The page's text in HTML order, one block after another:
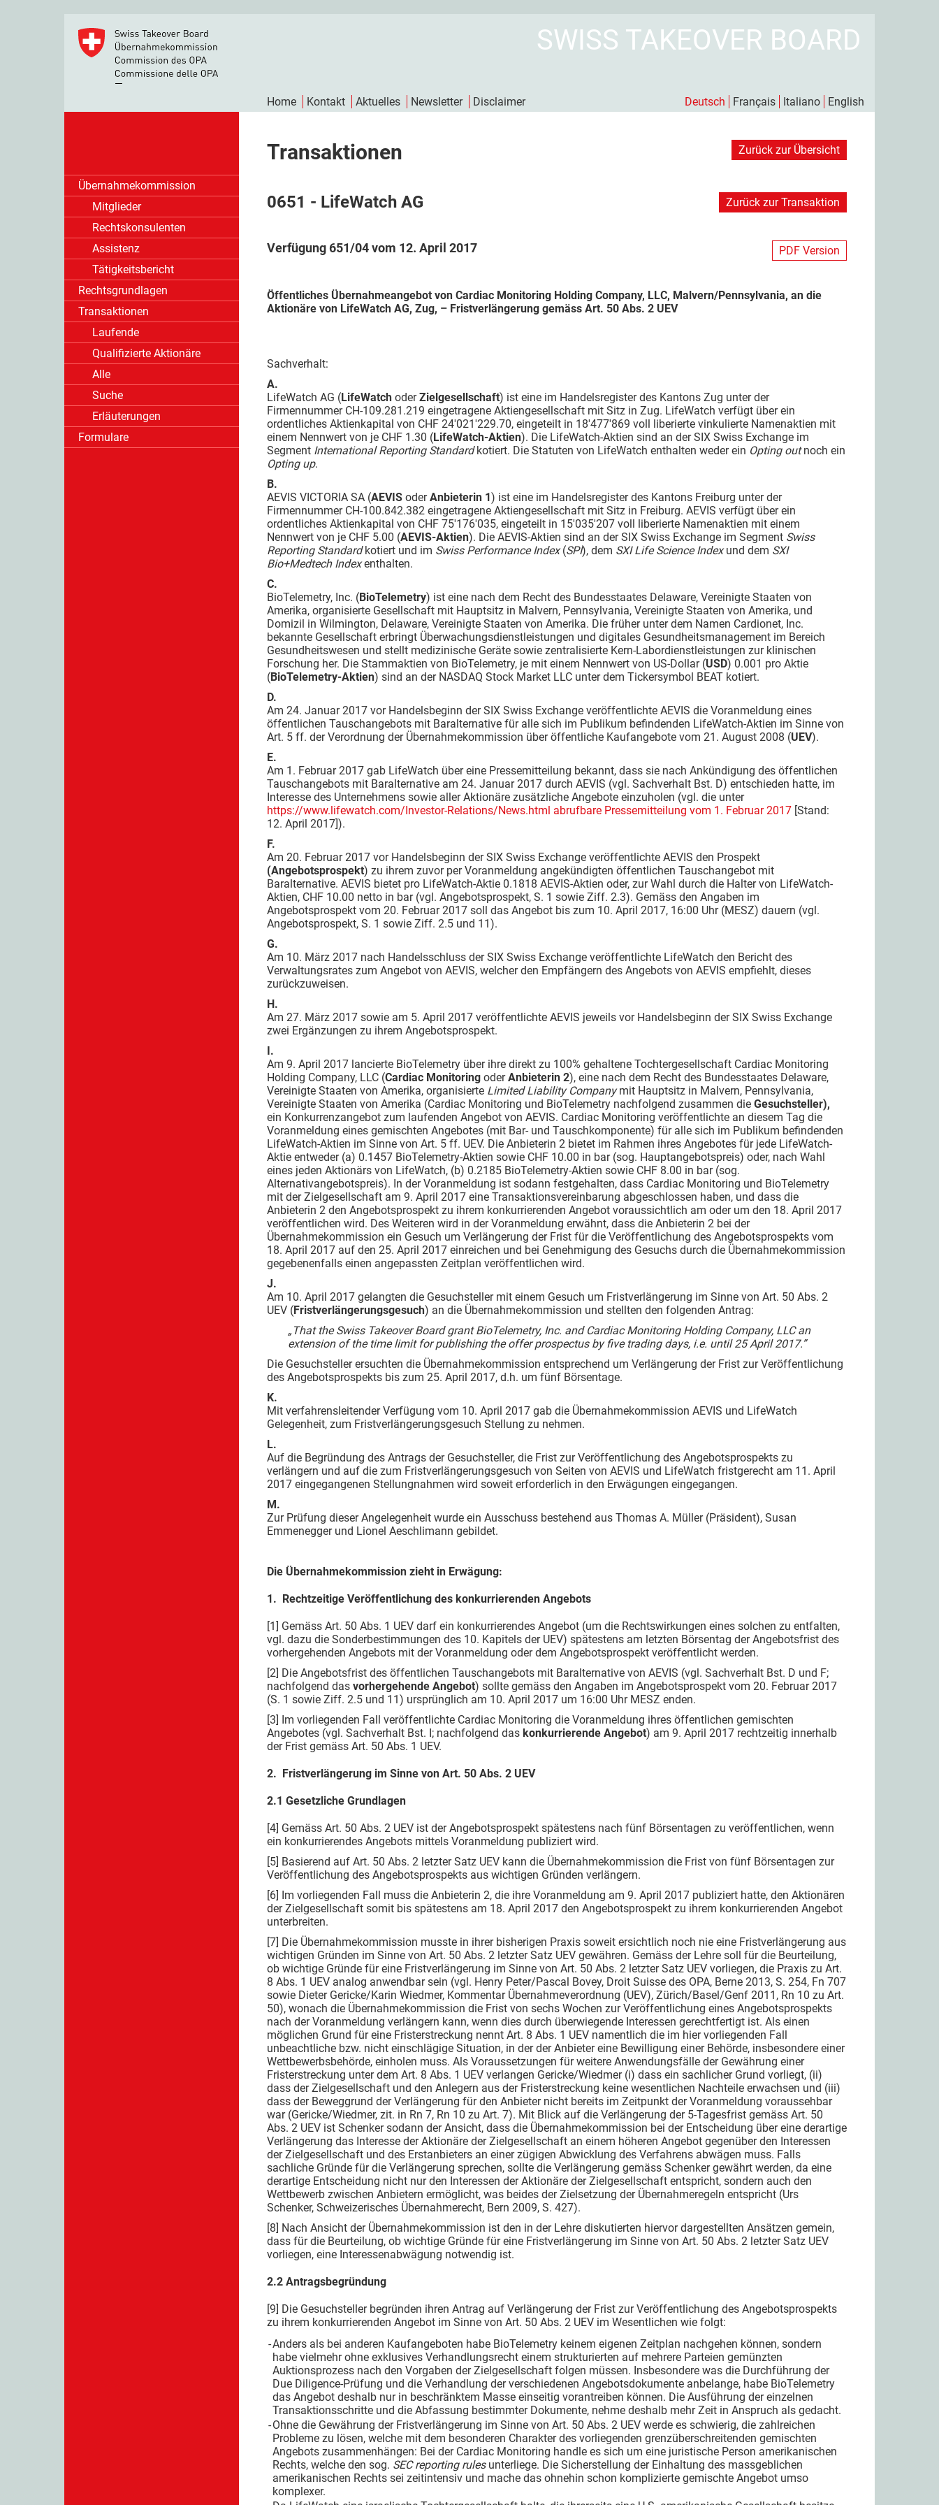
SWISS TAKEOVER BOARD
Home Kontakt Aktuelles Newsletter Disclaimer Deutsch Français Italiano English
Übernahmekommission
Mitglieder
Rechtskonsulenten
Assistenz
Tätigkeitsbericht
Rechtsgrundlagen
Transaktionen
Laufende
Qualifizierte Aktionäre
Alle
Suche
Erläuterungen
Formulare
Transaktionen Zurück zur Übersicht
0651 - LifeWatch AG Zurück zur Transaktion
Verfügung 651/04 vom 12. April 2017 PDF Version
Öffentliches Übernahmeangebot von Cardiac Monitoring Holding Company, LLC, Malvern/Pennsylvania, an die
Aktionäre von LifeWatch AG, Zug, – Fristverlängerung gemäss Art. 50 Abs. 2 UEV
Sachverhalt:
A.
LifeWatch AG (LifeWatch oderZielgesellschaft) ist eine im Handelsregister des Kantons Zug unter der
Firmennummer CH-109.281.219 eingetragene Aktiengesellschaft mit Sitz in Zug. LifeWatch verfügt über ein
ordentliches Aktienkapital von CHF 24'021'229.70, eingeteilt in 18'477'869 voll liberierte vinkulierte Namenaktien mit
einem Nennwert von je CHF 1.30 (LifeWatch-Aktien). Die LifeWatch-Aktien sind an der SIX Swiss Exchange im
Segment International Reporting Standardkotiert. Die Statuten von LifeWatch enthalten weder ein Opting outnoch ein
Opting up.
B.
AEVIS VICTORIA SA (AEVIS oderAnbieterin 1) ist eine im Handelsregister des Kantons Freiburg unter der
Firmennummer CH-100.842.382 eingetragene Aktiengesellschaft mit Sitz in Freiburg. AEVIS verfügt über ein
ordentliches Aktienkapital von CHF 75'176'035, eingeteilt in 15'035'207 voll liberierte Namenaktien mit einem
Nennwert von je CHF 5.00 (AEVIS-Aktien). Die AEVIS-Aktien sind an der SIX Swiss Exchange im Segment Swiss
Reporting Standardkotiert und im Swiss Performance Index(SPI), dem SXI Life Science Indexund dem SXI
Bio+Medtech Indexenthalten.
C.
BioTelemetry, Inc. (BioTelemetry) ist eine nach dem Recht des Bundesstaates Delaware, Vereinigte Staaten von
Amerika, organisierte Gesellschaft mit Hauptsitz in Malvern, Pennsylvania, Vereinigte Staaten von Amerika, und
Domizil in Wilmington, Delaware, Vereinigte Staaten von Amerika. Die früher unter dem Namen Cardionet, Inc.
bekannte Gesellschaft erbringt Überwachungsdienstleistungen und digitales Gesundheitsmanagement im Bereich
Gesundheitswesen und stellt medizinische Geräte sowie zentralisierte Kern-Labordienstleistungen zur klinischen
Forschung her. Die Stammaktien von BioTelemetry, je mit einem Nennwert von US-Dollar (USD) 0.001 pro Aktie
(BioTelemetry-Aktien) sind an der NASDAQ Stock Market LLC unter dem Tickersymbol BEAT kotiert.
D.
Am 24. Januar 2017 vor Handelsbeginn der SIX Swiss Exchange veröffentlichte AEVIS die Voranmeldung eines
öffentlichen Tauschangebots mit Baralternative für alle sich im Publikum befindenden LifeWatch-Aktien im Sinne von
Art. 5 ff. der Verordnung der Übernahmekommission über öffentliche Kaufangebote vom 21. August 2008 (UEV).
E.
Am 1. Februar 2017 gab LifeWatch über eine Pressemitteilung bekannt, dass sie nach Ankündigung des öffentlichen
Tauschangebots mit Baralternative am 24. Januar 2017 durch AEVIS (vgl. Sachverhalt Bst. D) entschieden hatte, im
Interesse des Unternehmens sowie aller Aktionäre zusätzliche Angebote einzuholen (vgl. die unter
https://www.lifewatch.com/Investor-Relations/News.html abrufbare Pressemitteilung vom 1. Februar 2017 [Stand:
12. April 2017]).
F.
Am 20. Februar 2017 vor Handelsbeginn der SIX Swiss Exchange veröffentlichte AEVIS den Prospekt
(Angebotsprospekt) zu ihrem zuvor per Voranmeldung angekündigten öffentlichen Tauschangebot mit
Baralternative. AEVIS bietet pro LifeWatch-Aktie 0.1818 AEVIS-Aktien oder, zur Wahl durch die Halter von LifeWatch-
Aktien, CHF 10.00 netto in bar (vgl. Angebotsprospekt, S. 1 sowie Ziff. 2.3). Gemäss den Angaben im
Angebotsprospekt vom 20. Februar 2017 soll das Angebot bis zum 10. April 2017, 16:00 Uhr (MESZ) dauern (vgl.
Angebotsprospekt, S. 1 sowie Ziff. 2.5 und 11).
G.
Am 10. März 2017 nach Handelsschluss der SIX Swiss Exchange veröffentlichte LifeWatch den Bericht des
Verwaltungsrates zum Angebot von AEVIS, welcher den Empfängern des Angebots von AEVIS empfiehlt, dieses
zurückzuweisen.
H.
Am 27. März 2017 sowie am 5. April 2017 veröffentlichte AEVIS jeweils vor Handelsbeginn der SIX Swiss Exchange
zwei Ergänzungen zu ihrem Angebotsprospekt.
I.
Am 9. April 2017 lancierte BioTelemetry über ihre direkt zu 100% gehaltene Tochtergesellschaft Cardiac Monitoring
Holding Company, LLC (Cardiac Monitoring oderAnbieterin 2), eine nach dem Recht des Bundesstaates Delaware,
Vereinigte Staaten von Amerika, organisierte Limited Liability Companymit Hauptsitz in Malvern, Pennsylvania,
Vereinigte Staaten von Amerika (Cardiac Monitoring und BioTelemetry nachfolgend zusammen die Gesuchsteller),
ein Konkurrenzangebot zum laufenden Angebot von AEVIS. Cardiac Monitoring veröffentlichte an diesem Tag die
Voranmeldung eines gemischten Angebotes (mit Bar- und Tauschkomponente) für alle sich im Publikum befindenden
LifeWatch-Aktien im Sinne von Art. 5 ff. UEV. Die Anbieterin 2 bietet im Rahmen ihres Angebotes für jede LifeWatch-
Aktie entweder (a) 0.1457 BioTelemetry-Aktien sowie CHF 10.00 in bar (sog. Hauptangebotspreis) oder, nach Wahl
eines jeden Aktionärs von LifeWatch, (b) 0.2185 BioTelemetry-Aktien sowie CHF 8.00 in bar (sog.
Alternativangebotspreis). In der Voranmeldung ist sodann festgehalten, dass Cardiac Monitoring und BioTelemetry
mit der Zielgesellschaft am 9. April 2017 eine Transaktionsvereinbarung abgeschlossen haben, und dass die
Anbieterin 2 den Angebotsprospekt zu ihrem konkurrierenden Angebot voraussichtlich am oder um den 18. April 2017
veröffentlichen wird. Des Weiteren wird in der Voranmeldung erwähnt, dass die Anbieterin 2 bei der
Übernahmekommission ein Gesuch um Verlängerung der Frist für die Veröffentlichung des Angebotsprospekts vom
18. April 2017 auf den 25. April 2017 einreichen und bei Genehmigung des Gesuchs durch die Übernahmekommission
gegebenenfalls einen angepassten Zeitplan veröffentlichen wird.
J.
Am 10. April 2017 gelangten die Gesuchsteller mit einem Gesuch um Fristverlängerung im Sinne von Art. 50 Abs. 2
UEV (Fristverlängerungsgesuch) an die Übernahmekommission und stellten den folgenden Antrag:
„That the Swiss Takeover Board grant BioTelemetry, Inc. and Cardiac Monitoring Holding Company, LLC an
extension of the time limit for publishing the offer prospectus by five trading days, i.e. until 25 April 2017.”
Die Gesuchsteller ersuchten die Übernahmekommission entsprechend um Verlängerung der Frist zur Veröffentlichung
des Angebotsprospekts bis zum 25. April 2017, d.h. um fünf Börsentage.
K.
Mit verfahrensleitender Verfügung vom 10. April 2017 gab die Übernahmekommission AEVIS und LifeWatch
Gelegenheit, zum Fristverlängerungsgesuch Stellung zu nehmen.
L.
Auf die Begründung des Antrags der Gesuchsteller, die Frist zur Veröffentlichung des Angebotsprospekts zu
verlängern und auf die zum Fristverlängerungsgesuch von Seiten von AEVIS und LifeWatch fristgerecht am 11. April
2017 eingegangenen Stellungnahmen wird soweit erforderlich in den Erwägungen eingegangen.
M.
Zur Prüfung dieser Angelegenheit wurde ein Ausschuss bestehend aus Thomas A. Müller (Präsident), Susan
Emmenegger und Lionel Aeschlimann gebildet.
Die Übernahmekommission zieht in Erwägung:
1. Rechtzeitige Veröffentlichung des konkurrierenden Angebots
[1] Gemäss Art. 50 Abs. 1 UEV darf ein konkurrierendes Angebot (um die Rechtswirkungen eines solchen zu entfalten,
vgl. dazu die Sonderbestimmungen des 10. Kapitels der UEV) spätestens am letzten Börsentag der Angebotsfrist des
vorhergehenden Angebots mit der Voranmeldung oder dem Angebotsprospekt veröffentlicht werden.
[2] Die Angebotsfrist des öffentlichen Tauschangebots mit Baralternative von AEVIS (vgl. Sachverhalt Bst. D und F;
nachfolgend das vorhergehende Angebot) sollte gemäss den Angaben im Angebotsprospekt vom 20. Februar 2017
(S. 1 sowie Ziff. 2.5 und 11) ursprünglich am 10. April 2017 um 16:00 Uhr MESZ enden.
[3] Im vorliegenden Fall veröffentlichte Cardiac Monitoring die Voranmeldung ihres öffentlichen gemischten
Angebotes (vgl. Sachverhalt Bst. I; nachfolgend das konkurrierende Angebot) am 9. April 2017 rechtzeitig innerhalb
der Frist gemäss Art. 50 Abs. 1 UEV.
2. Fristverlängerung im Sinne von Art. 50 Abs. 2 UEV
2.1 Gesetzliche Grundlagen
[4] Gemäss Art. 50 Abs. 2 UEV ist der Angebotsprospekt spätestens nach fünf Börsentagen zu veröffentlichen, wenn
ein konkurrierendes Angebots mittels Voranmeldung publiziert wird.
[5] Basierend auf Art. 50 Abs. 2 letzter Satz UEV kann die Übernahmekommission die Frist von fünf Börsentagen zur
Veröffentlichung des Angebotsprospekts aus wichtigen Gründen verlängern.
[6] Im vorliegenden Fall muss die Anbieterin 2, die ihre Voranmeldung am 9. April 2017 publiziert hatte, den Aktionären
der Zielgesellschaft somit bis spätestens am 18. April 2017 den Angebotsprospekt zu ihrem konkurrierenden Angebot
unterbreiten.
[7] Die Übernahmekommission musste in ihrer bisherigen Praxis soweit ersichtlich noch nie eine Fristverlängerung aus
wichtigen Gründen im Sinne von Art. 50 Abs. 2 letzter Satz UEV gewähren. Gemäss der Lehre soll für die Beurteilung,
ob wichtige Gründe für eine Fristverlängerung im Sinne von Art. 50 Abs. 2 letzter Satz UEV vorliegen, die Praxis zu Art.
8 Abs. 1 UEV analog anwendbar sein (vgl. Henry Peter/Pascal Bovey, Droit Suisse des OPA, Berne 2013, S. 254, Fn 707
sowie Dieter Gericke/Karin Wiedmer, Kommentar Übernahmeverordnung (UEV), Zürich/Basel/Genf 2011, Rn 10 zu Art.
50), wonach die Übernahmekommission die Frist von sechs Wochen zur Veröffentlichung eines Angebotsprospekts
nach der Voranmeldung verlängern kann, wenn dies durch überwiegende Interessen gerechtfertigt ist. Als einen
möglichen Grund für eine Fristerstreckung nennt Art. 8 Abs. 1 UEV namentlich die im hier vorliegenden Fall
unbeachtliche bzw. nicht einschlägige Situation, in der der Anbieter eine Bewilligung einer Behörde, insbesondere einer
Wettbewerbsbehörde, einholen muss. Als Voraussetzungen für weitere Anwendungsfälle der Gewährung einer
Fristerstreckung unter dem Art. 8 Abs. 1 UEV verlangen Gericke/Wiedmer (i) dass ein sachlicher Grund vorliegt, (ii)
dass der Zielgesellschaft und den Anlegern aus der Fristerstreckung keine wesentlichen Nachteile erwachsen und (iii)
dass der Beweggrund der Verlängerung für den Anbieter nicht bereits im Zeitpunkt der Voranmeldung voraussehbar
war (Gericke/Wiedmer, zit. in Rn 7, Rn 10 zu Art. 7). Mit Blick auf die Verlängerung der 5-Tagesfrist gemäss Art. 50
Abs. 2 UEV ist Schenker sodann der Ansicht, dass die Übernahmekommission bei der Entscheidung über eine derartige
Verlängerung das Interesse der Aktionäre der Zielgesellschaft an einem höheren Angebot gegenüber den Interessen
der Zielgesellschaft und des Erstanbieters an einer zügigen Abwicklung des Verfahrens abwägen muss. Falls
sachliche Gründe für die Verlängerung sprechen, sollte die Verlängerung gemäss Schenker gewährt werden, da eine
derartige Entscheidung nicht nur den Interessen der Aktionäre der Zielgesellschaft entspricht, sondern auch den
Wettbewerb zwischen Anbietern ermöglicht, was beides der Zielsetzung der Übernahmeregeln entspricht (Urs
Schenker, Schweizerisches Übernahmerecht, Bern 2009, S. 427).
[8] Nach Ansicht der Übernahmekommission ist den in der Lehre diskutierten hiervor dargestellten Ansätzen gemein,
dass für die Beurteilung, ob wichtige Gründe für eine Fristverlängerung im Sinne von Art. 50 Abs. 2 letzter Satz UEV
vorliegen, eine Interessenabwägung notwendig ist.
2.2 Antragsbegründung
[9] Die Gesuchsteller begründen ihren Antrag auf Verlängerung der Frist zur Veröffentlichung des Angebotsprospekts
zu ihrem konkurrierenden Angebot im Sinne von Art. 50 Abs. 2 UEV im Wesentlichen wie folgt:
-Anders als bei anderen Kaufangeboten habe BioTelemetry keinem eigenen Zeitplan nachgehen können, sondern
habe vielmehr ohne exklusives Verhandlungsrecht einem strukturierten auf mehrere Parteien gemünzten
Auktionsprozess nach den Vorgaben der Zielgesellschaft folgen müssen. Insbesondere was die Durchführung der
Due Diligence-Prüfung und die Verhandlung der verschiedenen Angebotsdokumente anbelange, habe BioTelemetry
das Angebot deshalb nur in beschränktem Masse einseitig vorantreiben können. Die Ausführung der einzelnen
Transaktionsschritte und die Abfassung bestimmter Dokumente, nehme deshalb mehr Zeit in Anspruch als gedacht.
-Ohne die Gewährung der Fristverlängerung im Sinne von Art. 50 Abs. 2 UEV werde es schwierig, die zahlreichen
Probleme zu lösen, welche mit dem besonderen Charakter des vorliegenden grenzüberschreitenden gemischten
Angebots zusammenhängen: Bei der Cardiac Monitoring handle es sich um eine juristische Person amerikanischen
Rechts, welche den sog. SEC reporting rulesunterliege. Die Sicherstellung der Einhaltung des massgeblichen
amerikanischen Rechts sei zeitintensiv und mache das ohnehin schon komplizierte gemischte Angebot umso
komplexer.